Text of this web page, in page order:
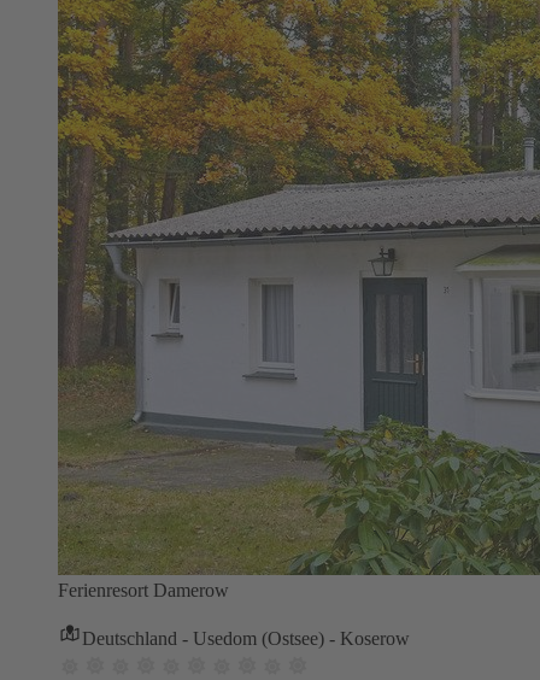
Ferienresort Damerow
Deutschland - Usedom (Ostsee) - Koserow